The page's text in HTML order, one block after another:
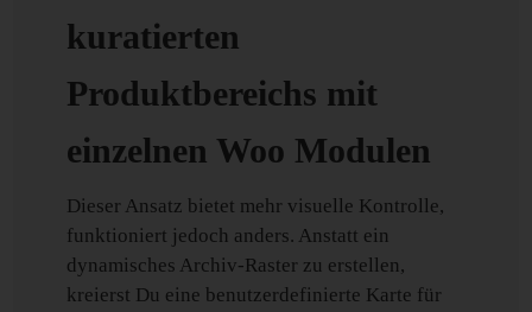
kuratierten
Produktbereichs mit
einzelnen Woo Modulen
Dieser Ansatz bietet mehr visuelle Kontrolle,
funktioniert jedoch anders. Anstatt ein
dynamisches Archiv-Raster zu erstellen,
kreierst Du eine benutzerdefinierte Karte für